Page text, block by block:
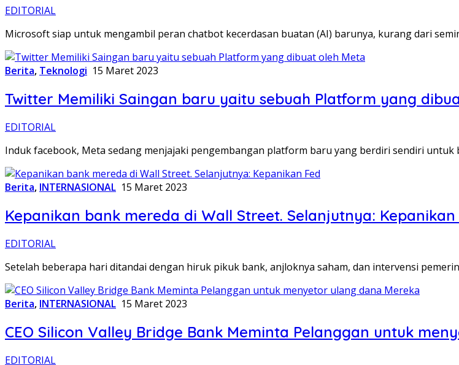
EDITORIAL
Microsoft siap untuk mengambil peran chatbot kecerdasan buatan (AI) barunya, kurang dari
Berita, Teknologi 15 Maret 2023
Twitter Memiliki Saingan baru yaitu sebuah Platform yang
EDITORIAL
Induk facebook, Meta sedang menjajaki pengembangan platform baru yang berdiri sendiri
Berita, INTERNASIONAL 15 Maret 2023
Kepanikan bank mereda di Wall Street. Selanjutnya: Kepanikan
EDITORIAL
Setelah beberapa hari ditandai dengan hiruk pikuk bank, anjloknya saham, dan intervensi
Berita, INTERNASIONAL 15 Maret 2023
CEO Silicon Valley Bridge Bank Meminta Pelanggan untuk
EDITORIAL